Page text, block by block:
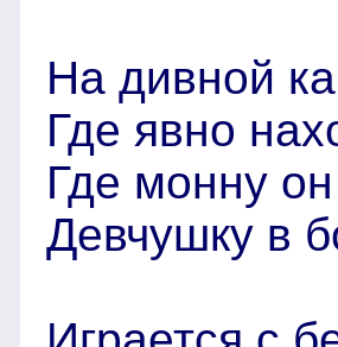
На дивной
Где явно
Где монну
Девчушку в